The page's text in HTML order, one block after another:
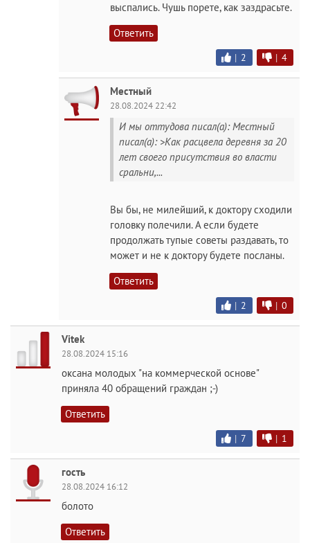
выспались. Чушь порете, как заздрасьте.
Ответить
| 2 | 4
Местный
28.08.2024 22:42
И мы оттудова писал(а): Местный
писал(а): >Как расцвела деревня за 20
лет своего присутствия во власти
сральни,...
Вы бы, не милейший, к доктору сходили
головку полечили. А если будете
продолжать тупые советы раздавать, то
может и не к доктору будете посланы.
Ответить
| 2 | 0
Vitek
28.08.2024 15:16
оксана молодых "на коммерческой основе"
приняла 40 обращений граждан ;-)
Ответить
| 7 | 1
гость
28.08.2024 16:12
болото
Ответить